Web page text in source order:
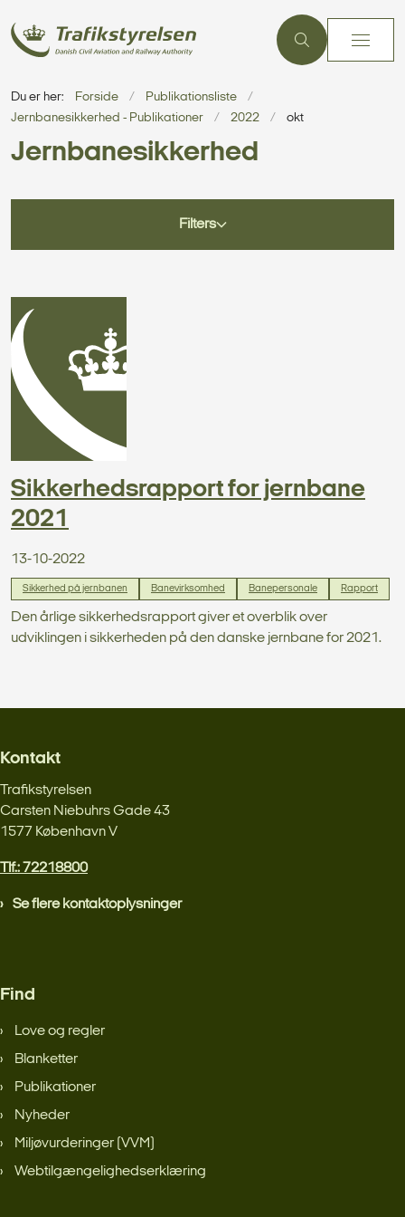
Du er her: Forside
Publikationsliste
Jernbanesikkerhed - Publikationer
2022 okt
Jernbanesikkerhed
Filters
Sikkerhedsrapport for jernbane
2021
13-10-2022
Sikkerhed på jernbanen Banevirksomhed Banepersonale Rapport
Den årlige sikkerhedsrapport giver et overblik over
udviklingen i sikkerheden på den danske jernbane for 2021.
Kontakt
Trafikstyrelsen
Carsten Niebuhrs Gade 43
1577 København V
Tlf.: 72218800
Se flere kontaktoplysninger
Find
Love og regler
Blanketter
Publikationer
Nyheder
Miljøvurderinger (VVM)
Webtilgængelighedserklæring